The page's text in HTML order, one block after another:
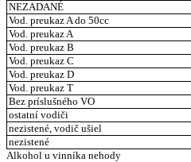
NEZADANÉ
Vod. preukaz A do 50cc
Vod. preukaz A
Vod. preukaz B
Vod. preukaz C
Vod. preukaz D
Vod. preukaz T
Bez príslušného VO
ostatní vodiči
nezistené, vodič ušiel
nezistené
Alkohol u vinníka nehody